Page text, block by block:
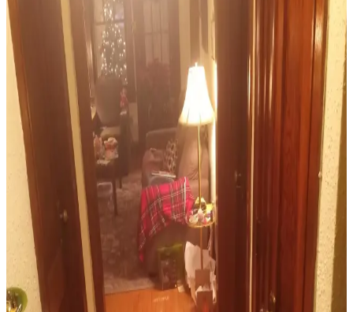
Sherwin Williams Cream & Sugar duvar rengine sahip odalarda
perde seçimi, halı ve dekorasyonla uyumlu tonlarda yapılmalı. Pinch
pleat model perdeler estetik görünüm sağlar ve ton çakışmasını
önler.
Maximalist ve Fantastik Bebek Odası İçin Uyumlu
Halı ve Perde Seçimi Rehberi
Maximalist bebek odası tasarımında halı ve perde seçimi, renk
uyumu, desen dengesi, temizlik kolaylığı ve bebeğin gelişimi göz
önünde bulundurularak yapılmalıdır. Aydınlatmada güvenli tavan
vantilatörleri tercih edilmelidir.
Salon Dekorasyonunda Halı, Mobilya ve Duvar
Düzenlemeleriyle Sıcak Mekân Yaratma
Salon dekorasyonunda doğru halı seçimi, mobilya yerleşimi ve
duvar aksesuarlarıyla sıcak ve kullanışlı bir yaşam alanı yaratmanın
yolları anlatılıyor.